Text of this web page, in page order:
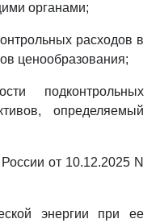
органами;
расходов в
ценообразования;
подконтрольных
определяемый
от 10.12.2025 N
энергии при ее